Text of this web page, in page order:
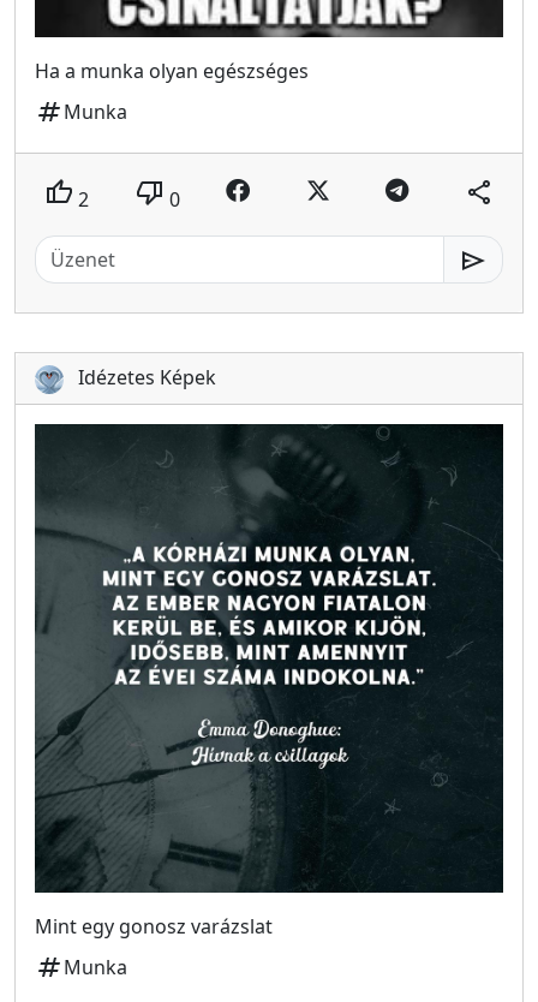
Ha a munka olyan egészséges
tagMunka
thumb_up 2 thumb_down 0 share
send
Idézetes Képek
Mint egy gonosz varázslat
tagMunka